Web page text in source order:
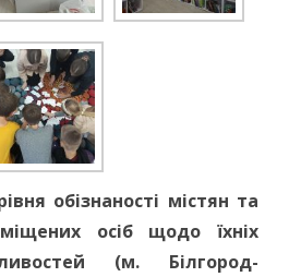
обізнаності містян та
осіб щодо їхніх
(м. Білгород-